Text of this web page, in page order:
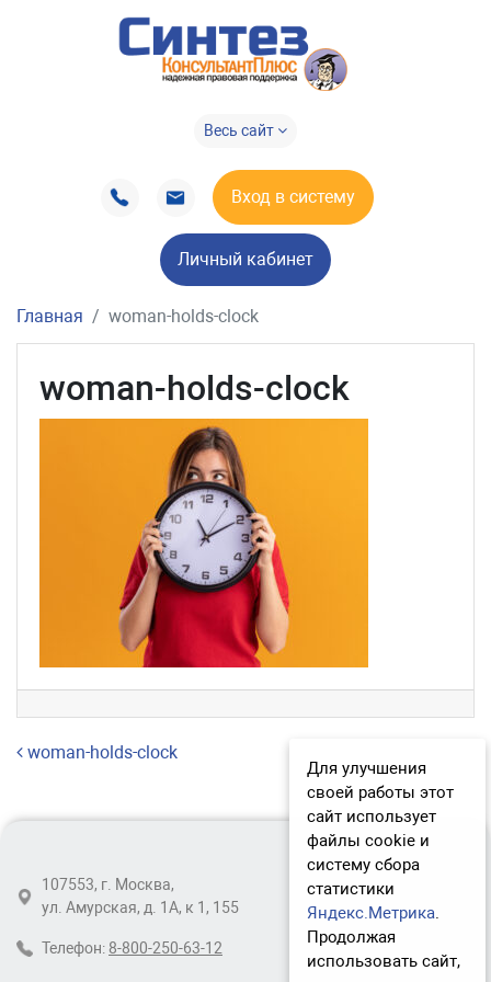
Весь сайт
Вход в систему
Личный кабинет
Главная woman-holds-clock
woman-holds-clock
Навигация по записям
woman-holds-clock
107553, г. Москва,
ул. Амурская, д. 1А, к 1, 155
Телефон: 8-800-250-63-12
Для улучшения
своей работы этот
сайт использует
файлы cookie и
систему сбора
статистики
Яндекс.Метрика.
Продолжая
использовать сайт,